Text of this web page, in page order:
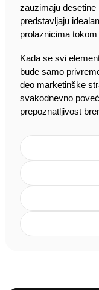
zauzimaju
predstavljaju
prolaznicima
Kada se svi
bude samo
deo marketinške
svakodnevno
prepoznatljivost